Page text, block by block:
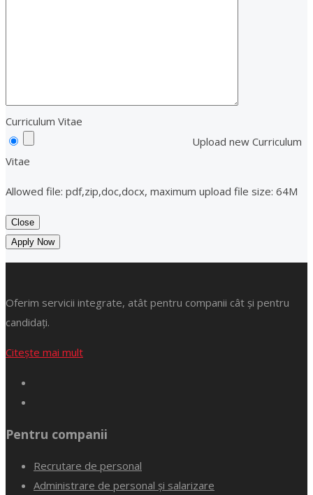
Curriculum Vitae
Upload new Curriculum
Vitae
Allowed file: pdf,zip,doc,docx, maximum upload file size: 64M
Close
Apply Now
Oferim servicii integrate, atât pentru companii cât și pentru
candidați.
Citește mai mult
Pentru companii
Recrutare de personal
Administrare de personal și salarizare